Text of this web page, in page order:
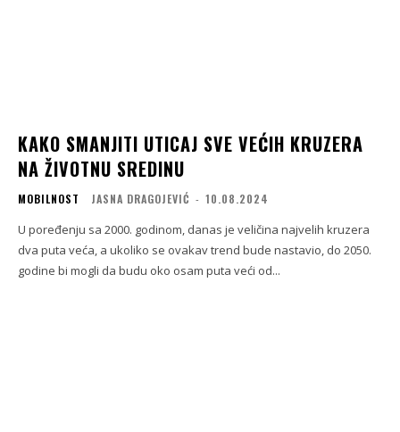
KAKO SMANJITI UTICAJ SVE VEĆIH KRUZERA
NA ŽIVOTNU SREDINU
MOBILNOST JASNA DRAGOJEVIĆ - 10.08.2024
U poređenju sa 2000. godinom, danas je veličina najvelih kruzera
dva puta veća, a ukoliko se ovakav trend bude nastavio, do 2050.
godine bi mogli da budu oko osam puta veći od...